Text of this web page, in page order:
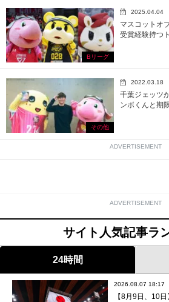
Bリーグ
2025.04.04
マスコットオ
受賞経験持つ
その他
2022.03.18
千葉ジェッツ
ンボくんと期
ADVERTISEMENT
ADVERTISEMENT
サイト人気記事ラ
24時間
2026.08.07 18:17
【8月9日、10